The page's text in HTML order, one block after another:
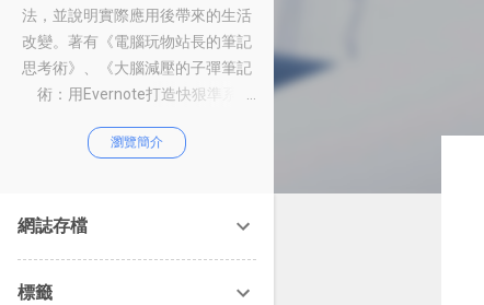
法，並說明實際應用後帶來的生活
改變。著有《電腦玩物站長的筆記
思考術》、《大腦減壓的子彈筆記
術：用Evernote打造快狠準系
作術：從職場到人生的100個聰明
瀏覽簡介
網誌存檔
標籤